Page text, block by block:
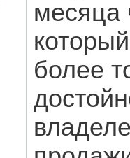
месяца
более